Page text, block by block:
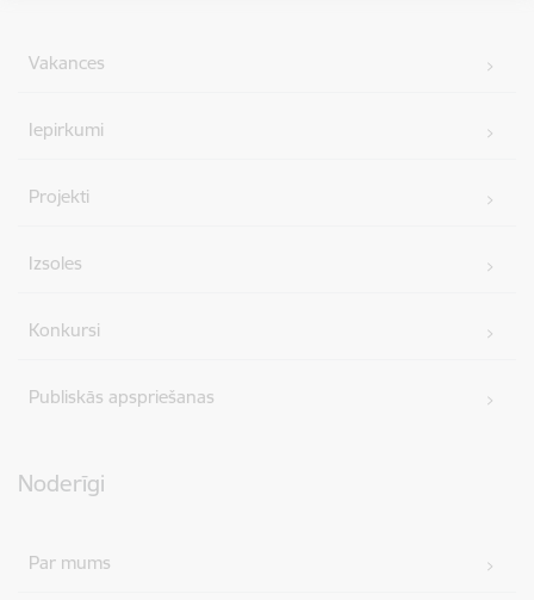
Vakances
Iepirkumi
Projekti
Izsoles
Konkursi
Publiskās apspriešanas
Noderīgi
Par mums